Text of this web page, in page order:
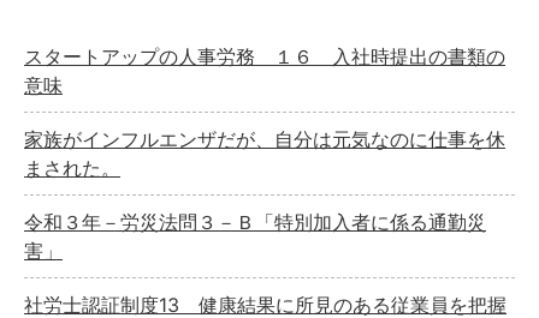
スタートアップの人事労務 １６ 入社時提出の書類の
意味
家族がインフルエンザだが、自分は元気なのに仕事を休
まされた。
令和３年－労災法問３－Ｂ「特別加入者に係る通勤災
害」
社労士認証制度13 健康結果に所見のある従業員を把握